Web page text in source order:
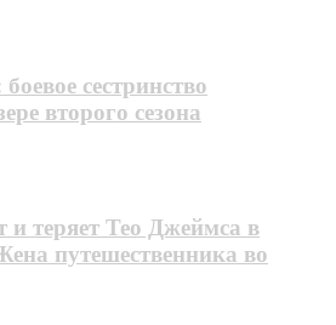
сестринство
второго сезона
и теряет Тео Джеймса в
путешественника во